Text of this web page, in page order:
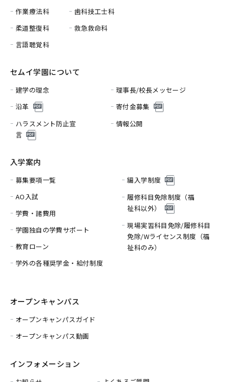
作業療法科
柔道整復科
言語聴覚科
歯科技工士科
救急救命科
セムイ学園について
建学の理念
理事長/校長メッセージ
沿革
寄付金募集
ハラスメント防止宣
言
情報公開
入学案内
募集要項一覧
AO入試
学費・諸費用
学園独自の学費サポート
教育ローン
学外の各種奨学金・給付制度
編入学制度
履修科目免除制度（福
祉科以外）
現場実習科目免除/履修科目
免除/Wライセンス制度（福
祉科のみ）
オープンキャンパス
オープンキャンパスガイド
オープンキャンパス動画
インフォメーション